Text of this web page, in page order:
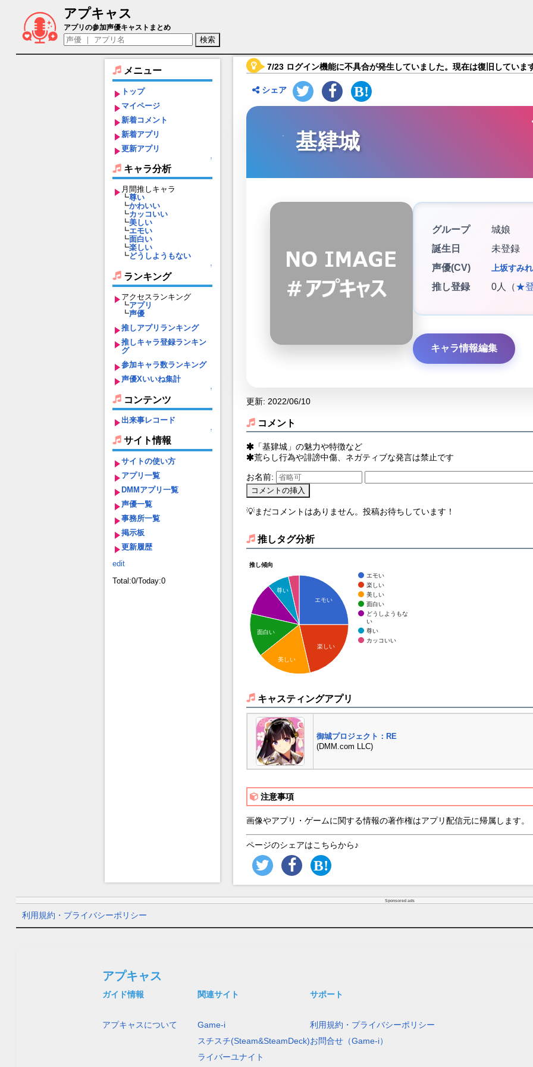
アプキャス
基肄城（声優：上坂すみれ)【御城プロジェクト：RE～CASTLE DEFENSE～】キャラ紹介
アプリの参加声優キャストまとめ
メニュー
トップ
マイページ
新着コメント
新着アプリ
更新アプリ
↑
キャラ分析
月間推しキャラ
┗尊い
┗かわいい
┗カッコいい
┗美しい
┗エモい
┗面白い
┗楽しい
┗どうしようもない
↑
ランキング
アクセスランキング
┗アプリ
┗声優
推しアプリランキング
推しキャラ登録ランキン
グ
参加キャラ数ランキング
声優Xいいね集計
↑
コンテンツ
出来事レコード
↑
サイト情報
サイトの使い方
アプリ一覧
DMMアプリ一覧
声優一覧
事務所一覧
掲示板
更新履歴
edit
Total:0/Today:0
7/23 ログイン機能に不具合が発生していました。現在は復旧していま
シェア
基肄城
グループ
城娘
誕生日
未登録
声優(CV)
上坂すみれ
推し登録 0人（★
キャラ情報編集
更新: 2022/06/10
コメント
「基肄城」の魅力や特徴など
荒らし行為や誹謗中傷、ネガティブな発言は禁止です
お名前:
💡まだコメントはありません。投稿お待ちしています！
推しタグ分析
推し傾向
エモい
楽しい
美しい
面白い
どうしようもな
い
尊い
カッコいい
エモい
楽しい
尊い
面白い
美しい
キャスティングアプリ
御城プロジェクト：RE
(DMM.com LLC)
注意事項
画像やアプリ・ゲームに関する情報の著作権はアプリ配信元に帰属します。
ページのシェアはこちらから♪
Sponsored ads
利用規約・プライバシーポリシー
アプキャス
ガイド情報
アプキャスについて
関連サイト
Game-i
スチスチ(Steam&SteamDeck)
ライバーユナイト
サポート
利用規約・プライバシーポリシー
お問合せ（Game-i）